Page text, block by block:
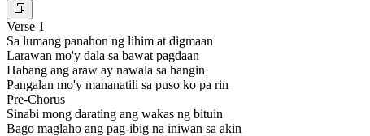
Verse 1
Sa lumang panahon ng lihim at digmaan
Larawan mo'y dala sa bawat pagdaan
Habang ang araw ay nawala sa hangin
Pangalan mo'y mananatili sa puso ko pa rin
Pre-Chorus
Sinabi mong darating ang wakas ng bituin
Bago maglaho ang pag-ibig na iniwan sa akin